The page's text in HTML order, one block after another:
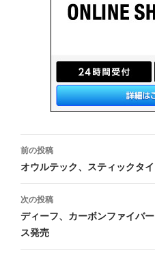
投
稿
ナ
ビ
ゲ
前の投稿
オウルテック、スティックタ
次の投稿
ディーフ、カーボンファイバ
ス発売